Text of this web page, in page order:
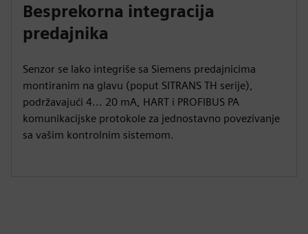
Besprekorna integracija
predajnika
Senzor se lako integriše sa Siemens predajnicima
montiranim na glavu (poput SITRANS TH serije),
podržavajući 4... 20 mA, HART i PROFIBUS PA
komunikacijske protokole za jednostavno povezivanje
sa vašim kontrolnim sistemom.